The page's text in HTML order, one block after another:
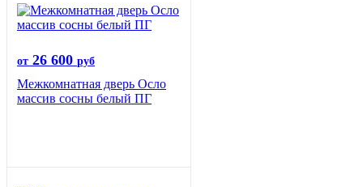
от 26 600 руб
Межкомнатная дверь Осло
массив сосны белый ПГ